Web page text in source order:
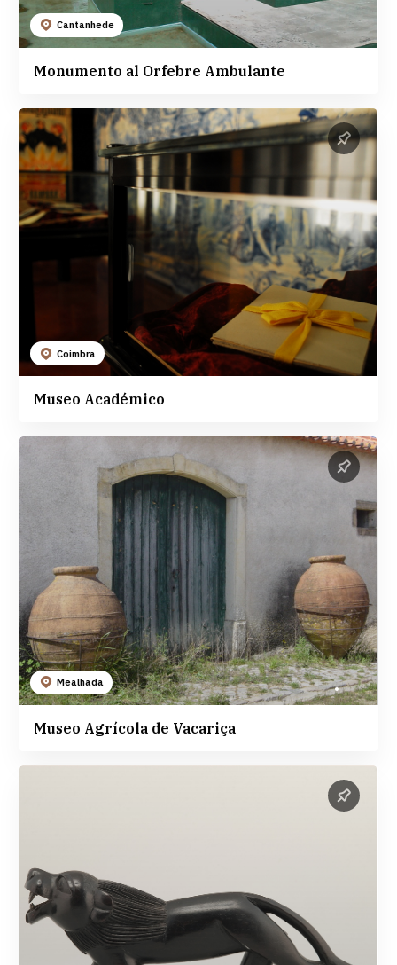
Cantanhede
Monumento al Orfebre Ambulante
Coimbra
Museo Académico
Mealhada
Museo Agrícola de Vacariça